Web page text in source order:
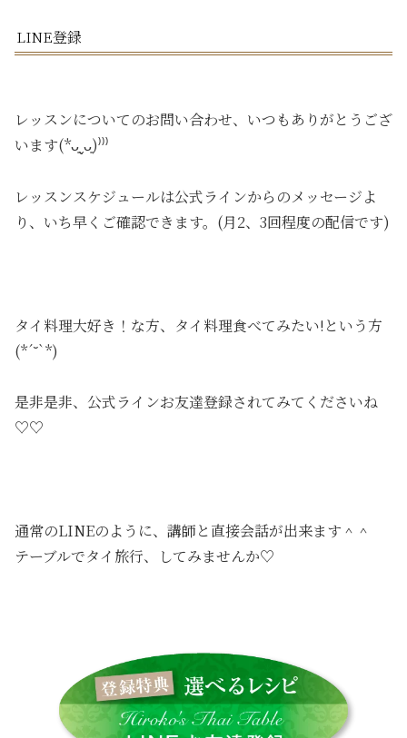
LINE登録
レッスンについてのお問い合わせ、いつもありがとうござ
います(*ᴗ͈ˬᴗ͈)⁾⁾⁾
レッスンスケジュールは公式ラインからのメッセージよ
り、いち早くご確認できます。(月2、3回程度の配信です)
タイ料理大好き！な方、タイ料理食べてみたい!という方
(*´˘`*)
是非是非、公式ラインお友達登録されてみてくださいね
♡♡
通常のLINEのように、講師と直接会話が出来ます＾＾
テーブルでタイ旅行、してみませんか♡